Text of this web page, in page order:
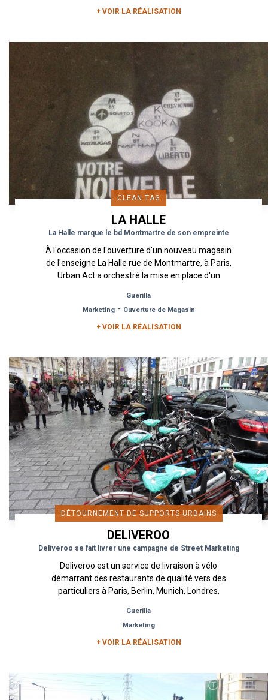
+ VOIR LA RÉALISATION
CLEAN TAG
LA HALLE
La Halle marque le bd Montmartre de son empreinte
À l'occasion de l'ouverture d'un nouveau magasin
de l'enseigne La Halle rue de Montmartre, à Paris,
Urban Act a orchestré la mise en place d'un
Guerilla
Marketing- Ouverture de Magasin
+ VOIR LA RÉALISATION
DÉTOURNEMENT DE SUPPORTS URBAINS
DELIVEROO
Deliveroo se fait livrer une campagne de Street Marketing
Deliveroo est un service de livraison à vélo
démarrant des restaurants de qualité vers des
particuliers à Paris, Berlin, Munich, Londres,
Guerilla
Marketing
+ VOIR LA RÉALISATION